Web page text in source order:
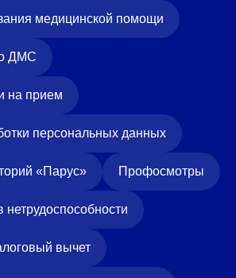
медицинской помощи
ДМС
на прием
персональных данных
«Парус» Профосмотры
нетрудоспособности
вычет